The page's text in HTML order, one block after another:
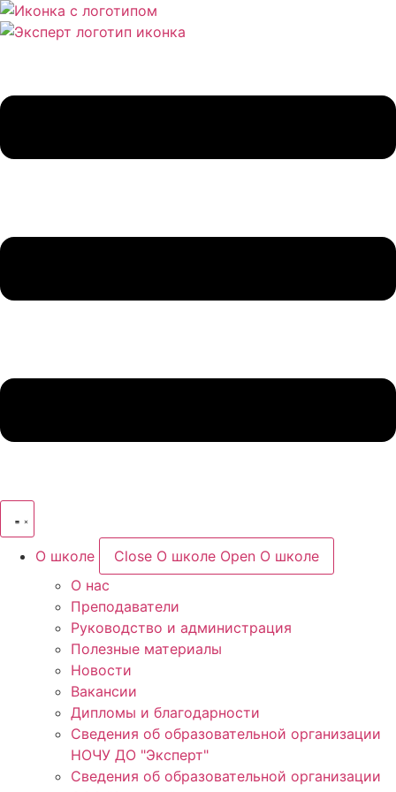
О школе Close О школе Open О школе
О нас
Преподаватели
Руководство и администрация
Полезные материалы
Новости​
Вакансии
Дипломы и благодарности
Сведения об образовательной организации
НОЧУ ДО "Эксперт"
Сведения об образовательной организации